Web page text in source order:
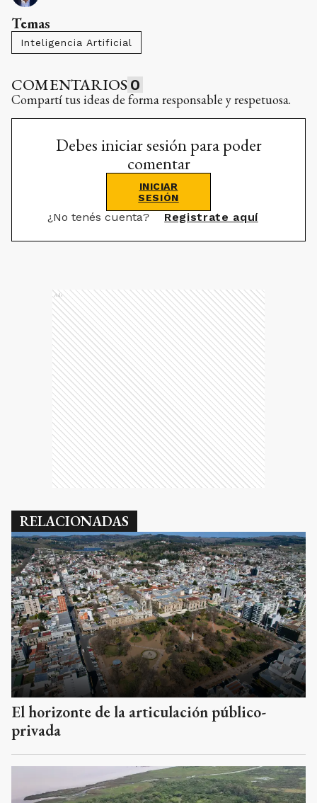
Temas
Inteligencia Artificial
COMENTARIOS 0
Compartí tus ideas de forma responsable y respetuosa.
Debes iniciar sesión para poder
comentar
INICIAR
SESIÓN
¿No tenés cuenta? Registrate aquí
Ads
RELACIONADAS
El horizonte de la articulación público-
privada